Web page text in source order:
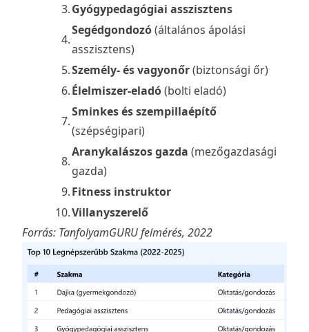
3.Gyógypedagógiai asszisztens
4.
Segédgondozó(általános ápolási
asszisztens)
5.Személy- és vagyonőr(biztonsági őr)
6.Élelmiszer-eladó(bolti eladó)
7.
Sminkes és szempillaépítő
(szépségipari)
8.
Aranykalászos gazda (mezőgazdasági
gazda)
9.Fitness instruktor
10.Villanyszerelő
Forrás: TanfolyamGURU felmérés, 2022